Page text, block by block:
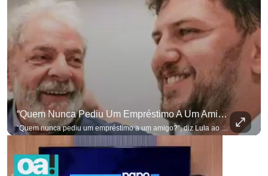
“Quem Nunca Pediu Um Empréstimo A Um Amigo?”, Diz Lula Ao Defender Seu Ex-Chefe De Gabinete
“Quem nunca pediu um empréstimo a um amigo?”, diz Lula ao defender seu ex-chefe de gabinete Marcola, que recebeu R$ 249 mil de uma empresa ligada a uma amiga de Lulinha. #OAntagonista Se você busca informação com credibilidade, inscreva-se agora e ative o